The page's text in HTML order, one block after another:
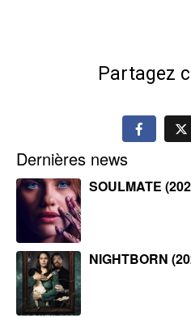
Partagez
Dernières news
SOULMATE
NIGHTBORN